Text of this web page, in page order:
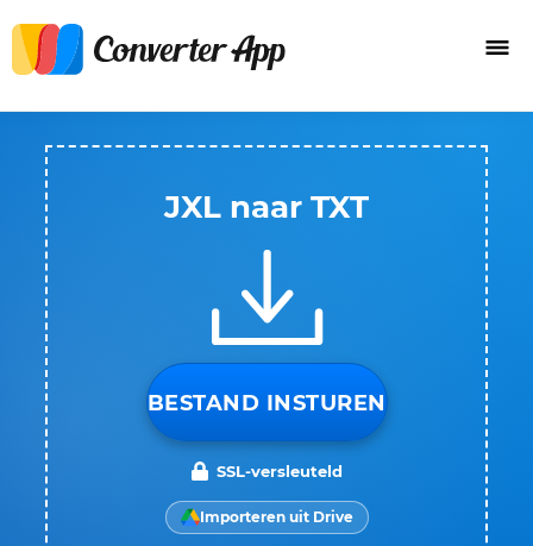
JXL naar TXT
BESTAND INSTUREN
SSL-versleuteld
Importeren uit Drive